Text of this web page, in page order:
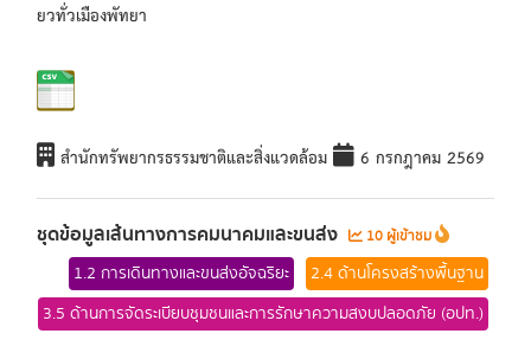
ยวทั่วเมืองพัทยา
สำนักทรัพยากรธรรมชาติและสิ่งแวดล้อม 6 กรกฎาคม 2569
ชุดข้อมูลเส้นทางการคมนาคมและขนส่ง 10 ผู้เข้าชม
1.2 การเดินทางและขนส่งอัจฉริยะ
2.4 ด้านโครงสร้างพื้นฐาน
3.5 ด้านการจัดระเบียบชุมชนและการรักษาความสงบปลอดภัย (อปท.)